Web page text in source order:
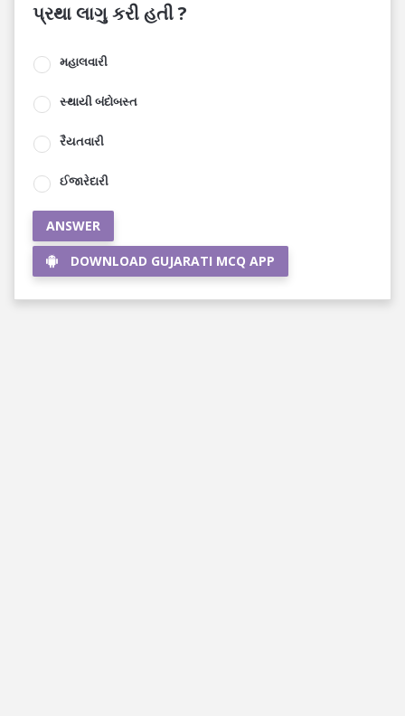
પ્રથા લાગુ કરી હતી ?
મહાલવારી
સ્થાયી બંદોબસ્ત
રૈયતવારી
ઈજારેદારી
ANSWER
DOWNLOAD GUJARATI MCQ APP